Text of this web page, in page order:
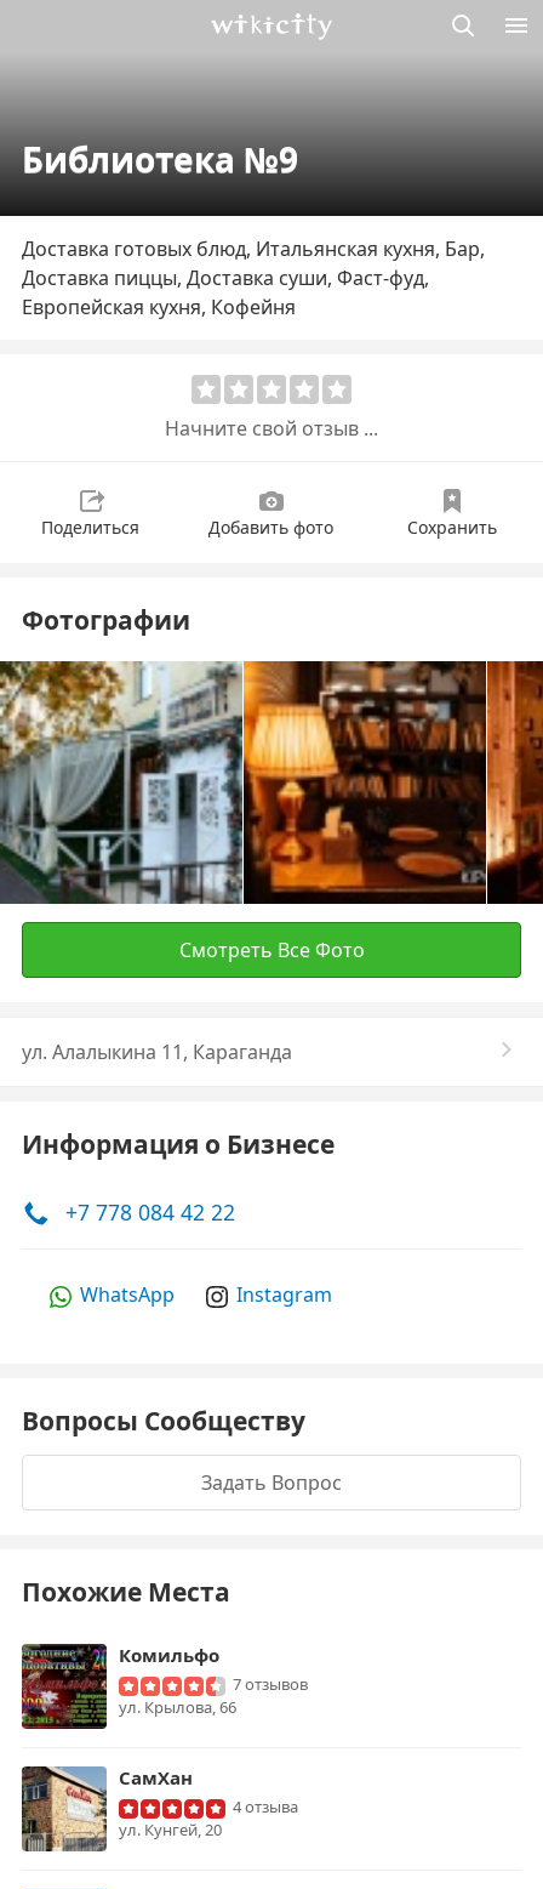
Библиотека №9
Доставка готовых блюд, Итальянская кухня, Бар,
Доставка пиццы, Доставка суши, Фаст-фуд,
Европейская кухня, Кофейня
Начните свой отзыв ...
Поделиться Добавить фото Сохранить
Фотографии
Смотреть Все Фото
ул. Алалыкина 11, Караганда
Информация о Бизнесе
+7 778 084 42 22
WhatsApp Instagram
Вопросы Сообществу
Задать Вопрос
Похожие Места
Комильфо
7 отзывов
ул. Крылова, 66
СамХан
4 отзыва
ул. Кунгей, 20